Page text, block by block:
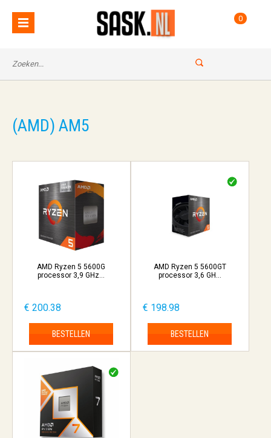
0
(AMD) AM5
AMD Ryzen 5 5600G
processor 3,9 GHz...
€ 200.38
BESTELLEN
AMD Ryzen 5 5600GT
processor 3,6 GH...
€ 198.98
BESTELLEN